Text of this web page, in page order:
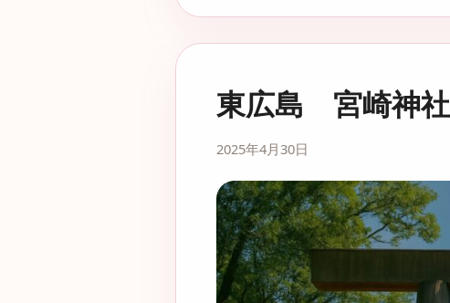
東広島 宮崎神社
2025年4月30日